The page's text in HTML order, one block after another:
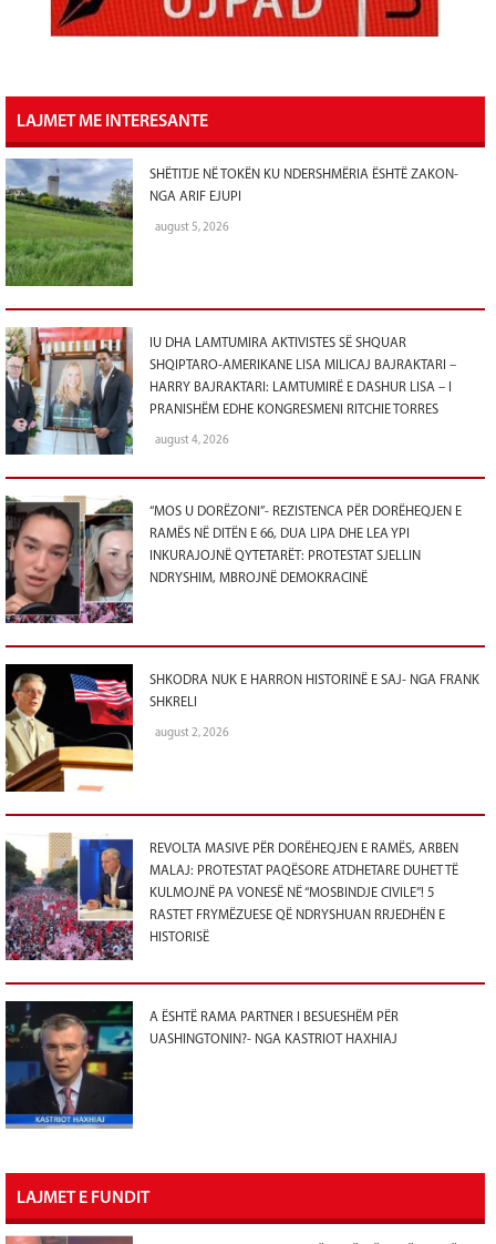
LAJMET ME INTERESANTE
SHËTITJE NË TOKËN KU NDERSHMËRIA ËSHTË ZAKON-
NGA ARIF EJUPI
august 5, 2026
IU DHA LAMTUMIRA AKTIVISTES SË SHQUAR
SHQIPTARO-AMERIKANE LISA MILICAJ BAJRAKTARI –
HARRY BAJRAKTARI: LAMTUMIRË E DASHUR LISA – I
PRANISHËM EDHE KONGRESMENI RITCHIE TORRES
august 4, 2026
“MOS U DORËZONI”- REZISTENCA PËR DORËHEQJEN E
RAMËS NË DITËN E 66, DUA LIPA DHE LEA YPI
INKURAJOJNË QYTETARËT: PROTESTAT SJELLIN
NDRYSHIM, MBROJNË DEMOKRACINË
SHKODRA NUK E HARRON HISTORINË E SAJ- NGA FRANK
SHKRELI
august 2, 2026
REVOLTA MASIVE PËR DORËHEQJEN E RAMËS, ARBEN
MALAJ: PROTESTAT PAQËSORE ATDHETARE DUHET TË
KULMOJNË PA VONESË NË “MOSBINDJE CIVILE”! 5
RASTET FRYMËZUESE QË NDRYSHUAN RRJEDHËN E
HISTORISË
A ËSHTË RAMA PARTNER I BESUESHËM PËR
UASHINGTONIN?- NGA KASTRIOT HAXHIAJ
LAJMET E FUNDIT